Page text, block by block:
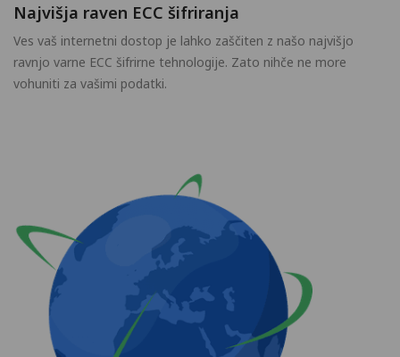
Najvišja raven ECC šifriranja
Ves vaš internetni dostop je lahko zaščiten z našo najvišjo
ravnjo varne ECC šifrirne tehnologije. Zato nihče ne more
vohuniti za vašimi podatki.